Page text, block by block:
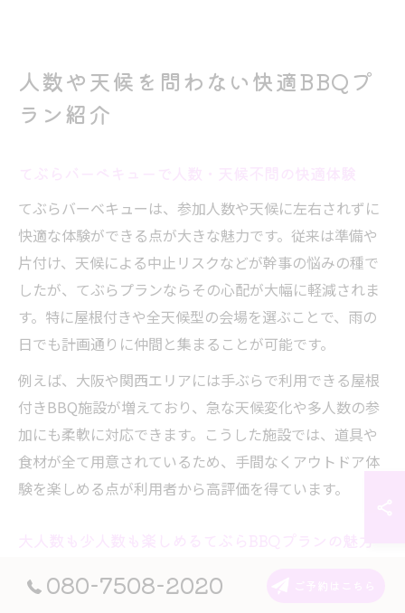
人数や天候を問わない快適BBQプ
ラン紹介
てぶらバーベキューは、参加人数や天候に左右されずに
快適な体験ができる点が大きな魅力です。従来は準備や
片付け、天候による中止リスクなどが幹事の悩みの種で
したが、てぶらプランならその心配が大幅に軽減されま
す。特に屋根付きや全天候型の会場を選ぶことで、雨の
日でも計画通りに仲間と集まることが可能です。
例えば、大阪や関西エリアには手ぶらで利用できる屋根
付きBBQ施設が増えており、急な天候変化や多人数の参
加にも柔軟に対応できます。こうした施設では、道具や
食材が全て用意されているため、手間なくアウトドア体
験を楽しめる点が利用者から高評価を得ています。
大人数も少人数も楽しめるてぶらBBQプランの魅力
てぶらバーベキューは、大人数のグループから少人数の
080-7508-2020